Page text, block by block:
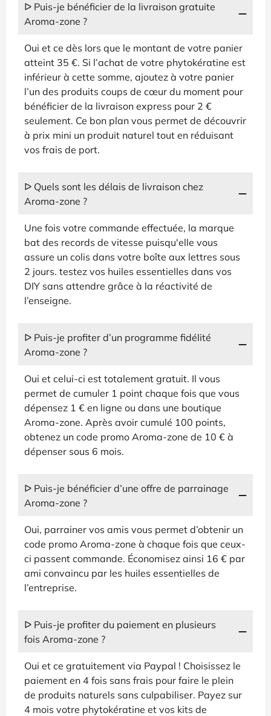
ᐅ Puis-je bénéficier de la livraison gratuite
Aroma-zone ?
Oui et ce dès lors que le montant de votre panier
atteint 35 €. Si l’achat de votre phytokératine est
inférieur à cette somme, ajoutez à votre panier
l’un des produits coups de cœur du moment pour
bénéficier de la livraison express pour 2 €
seulement. Ce bon plan vous permet de découvrir
à prix mini un produit naturel tout en réduisant
vos frais de port.
ᐅ Quels sont les délais de livraison chez
Aroma-zone ?
Une fois votre commande effectuée, la marque
bat des records de vitesse puisqu'elle vous
assure un colis dans votre boîte aux lettres sous
2 jours. testez vos huiles essentielles dans vos
DIY sans attendre grâce à la réactivité de
l’enseigne.
ᐅ Puis-je profiter d’un programme fidélité
Aroma-zone ?
Oui et celui-ci est totalement gratuit. Il vous
permet de cumuler 1 point chaque fois que vous
dépensez 1 € en ligne ou dans une boutique
Aroma-zone. Après avoir cumulé 100 points,
obtenez un code promo Aroma-zone de 10 € à
dépenser sous 6 mois.
ᐅ Puis-je bénéficier d’une offre de parrainage
Aroma-zone ?
Oui, parrainer vos amis vous permet d’obtenir un
code promo Aroma-zone à chaque fois que ceux-
ci passent commande. Économisez ainsi 16 € par
ami convaincu par les huiles essentielles de
l’entreprise.
ᐅ Puis-je profiter du paiement en plusieurs
fois Aroma-zone ?
Oui et ce gratuitement via Paypal ! Choisissez le
paiement en 4 fois sans frais pour faire le plein
de produits naturels sans culpabiliser. Payez sur
4 mois votre phytokératine et vos kits de